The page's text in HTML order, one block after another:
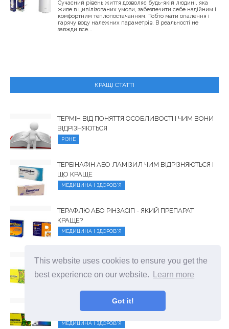
This website uses cookies to ensure you get the
best experience on our website.
Learn more
Got it!
Сучасний рівень життя дозволяє будь-якій людині, яка
живе в цивілізованих умови, забезпечити себе надійним і
комфортним теплопостачанням. Тобто мати опалення і
гарячу воду належних параметрів. В реальності не
завжди все...
КРАЩІ СТАТТІ
ТЕРМІН ВІД ПОНЯТТЯ ОСОБЛИВОСТІ І ЧИМ ВОНИ
ВІДРІЗНЯЮТЬСЯ
РІЗНЕ
ТЕРБІНАФІН АБО ЛАМІЗИЛ ЧИМ ВІДРІЗНЯЮТЬСЯ І
ЩО КРАЩЕ
МЕДИЦИНА І ЗДОРОВ'Я
ТЕРАФЛЮ АБО РІНЗАСІП - ЯКИЙ ПРЕПАРАТ
КРАЩЕ?
МЕДИЦИНА І ЗДОРОВ'Я
ТЕНОТЕН АБО НОВОПАССИТ ПОРІВНЯННЯ
МЕДИЦИНА І ЗДОРОВ'Я
ТЕНОТЕН АБО ФЕНИБУТ - ОСОБЛИВОСТІ І ЩО
КРАЩЕ ВЗЯТИ
МЕДИЦИНА І ЗДОРОВ'Я